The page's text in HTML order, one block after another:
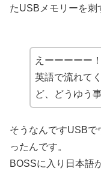
たUSBメモリーを刺
えーーーーー
英語で流れて
ど、どうゆう
そうなんですUSBで
ったんです。
BOSSに入り日本語